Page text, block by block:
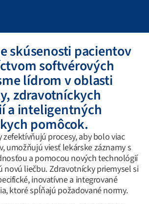
skúsenosti pacientov
softvérových
lídrom v oblasti
zdravotníckych
a inteligentných
pomôcok.
procesy, aby bolo viac
umožňujú viesť lekárske záznamy s
a pomocou nových technológií
novú liečbu. Zdravotnícky priemysel si
inovatívne a integrované
ktoré spĺňajú požadované normy.